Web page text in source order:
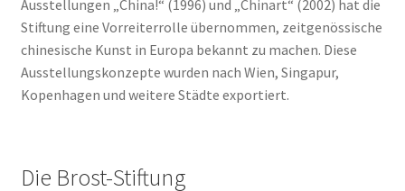
Ausstellungen „China!“ (1996) und „Chinart“ (2002) hat die
Stiftung eine Vorreiterrolle übernommen, zeitgenössische
chinesische Kunst in Europa bekannt zu machen. Diese
Ausstellungskonzepte wurden nach Wien, Singapur,
Kopenhagen und weitere Städte exportiert.
Die Brost-Stiftung